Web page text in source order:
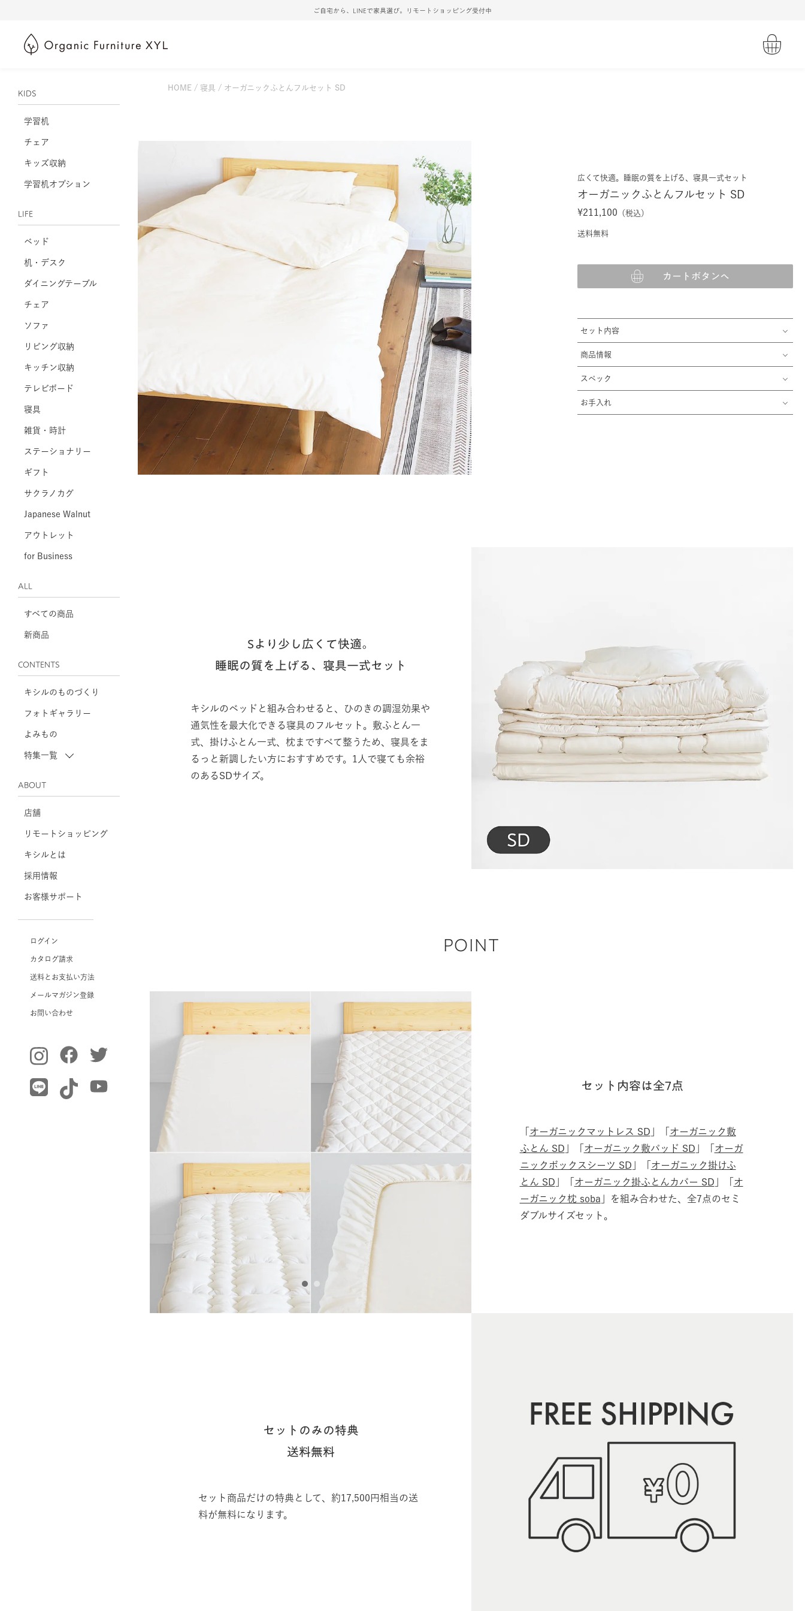
ご自宅から、LINEで家具選び。リモートショッピング受付中
KIDS
学習机
チェア
キッズ収納
学習机オプション
LIFE
ベッド
机・デスク
ダイニングテーブル
チェア
ソファ
リビング収納
キッチン収納
テレビボード
寝具
雑貨・時計
ステーショナリー
ギフト
サクラノカグ
Japanese Walnut
アウトレット
for Business
ALL
すべての商品
新商品
CONTENTS
キシルのものづくり
フォトギャラリー
よみもの
特集一覧
ABOUT
店舗
リモートショッピング
キシルとは
採用情報
お客様サポート
ログイン
カタログ請求
送料とお支払い方法
メールマガジン登録
お問い合わせ
HOME 寝具 オーガニックふとんフルセット SD
広くて快適。睡眠の質を上げる、寝具一式セット
オーガニックふとんフルセット SD
¥211,100 （税込）
送料無料
カートボタンへ
セット内容
商品情報
スペック
お手入れ
Sより少し広くて快適。
睡眠の質を上げる、寝具一式セット
キシルのベッドと組み合わせると、ひのきの調湿効果や
通気性を最大化できる寝具のフルセット。敷ふとん一
式、掛けふとん一式、枕まですべて整うため、寝具をま
るっと新調したい方におすすめです。1人で寝ても余裕
のあるSDサイズ。
POINT
1 2
セット内容は全7点
オーガニックマットレス SD
オーガニック敷
ふとん SD
オーガニック敷パッド SD
オーガ
ニックボックスシーツ SD
オーガニック掛けふ
とん SD
オーガニック掛ふとんカバー SD
オ
ーガニック枕 soba 」を組み合わせた、全7点のセミ
ダブルサイズセット。
セットのみの特典
送料無料
セット商品だけの特典として、約17,500円相当の送
料が無料になります。